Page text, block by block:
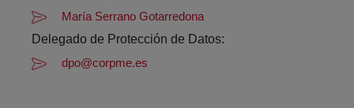
María Serrano Gotarredona
Delegado de Protección de Datos:
dpo@corpme.es